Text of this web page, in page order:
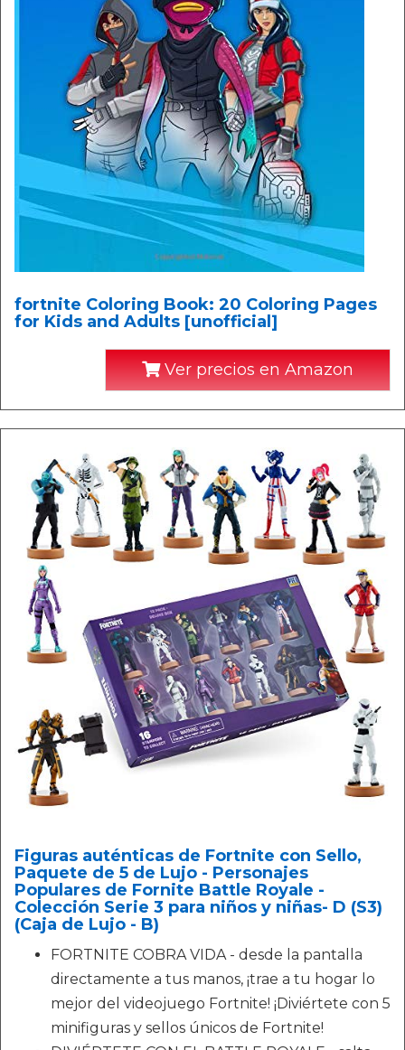
fortnite Coloring Book: 20 Coloring Pages
for Kids and Adults [unofficial]
Ver precios en Amazon
Figuras auténticas de Fortnite con Sello,
Paquete de 5 de Lujo - Personajes
Populares de Fornite Battle Royale -
Colección Serie 3 para niños y niñas- D (S3)
(Caja de Lujo - B)
FORTNITE COBRA VIDA - desde la pantalla
directamente a tus manos, ¡trae a tu hogar lo
mejor del videojuego Fortnite! ¡Diviértete con 5
minifiguras y sellos únicos de Fortnite!